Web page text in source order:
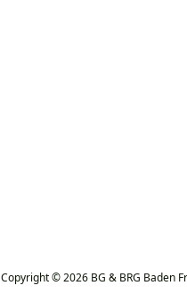
Copyright © 2026 BG & BRG Baden